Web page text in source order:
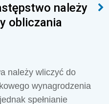
należy
obliczania
należy wliczyć do
wynagrodzenia
spełnianie